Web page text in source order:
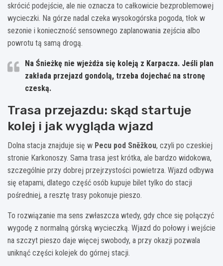
skrócić podejście, ale nie oznacza to całkowicie bezproblemowej
wycieczki. Na górze nadal czeka wysokogórska pogoda, tłok w
sezonie i konieczność sensownego zaplanowania zejścia albo
powrotu tą samą drogą.
Na Śnieżkę nie wjeżdża się koleją z Karpacza. Jeśli plan
zakłada przejazd gondolą, trzeba dojechać na stronę
czeską.
Trasa przejazdu: skąd startuje
kolej i jak wygląda wjazd
Dolna stacja znajduje się w Pecu pod Sněžkou, czyli po czeskiej
stronie Karkonoszy. Sama trasa jest krótka, ale bardzo widokowa,
szczególnie przy dobrej przejrzystości powietrza. Wjazd odbywa
się etapami, dlatego część osób kupuje bilet tylko do stacji
pośredniej, a resztę trasy pokonuje pieszo.
To rozwiązanie ma sens zwłaszcza wtedy, gdy chce się połączyć
wygodę z normalną górską wycieczką. Wjazd do połowy i wejście
na szczyt pieszo daje więcej swobody, a przy okazji pozwala
uniknąć części kolejek do górnej stacji.